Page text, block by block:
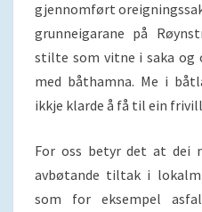
gjennomført
grunneigarane på
stilte som vitne i saka og
med båthamna. Me i
ikkje klarde å få til ein
For oss betyr det at dei
avbøtande tiltak i
som for eksempel